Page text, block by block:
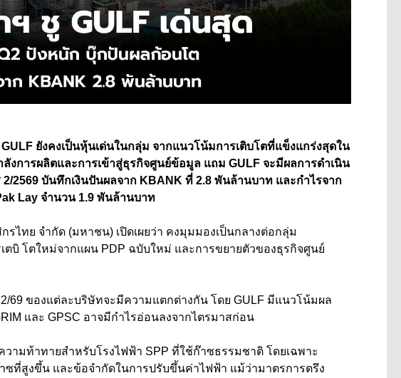
ยังคงเป็นหุ้นเด่นในกลุ่ม จากแนวโน้มการเติบโตที่แข็งแกร่งสุดใน
ลังการผลิตและการเข้าสู่ธุรกิจศูนย์ข้อมูล แถม GULF จะมีผลการดำเนิน
2569 บันทึกเงินปันผลจาก KBANK ที่ 2.8 พันล้านบาท และกำไรจาก
Lay จำนวน 1.9 พันล้านบาท
ไทย จำกัด (มหาชน) เปิดเผยว่า คงมุมมองเป็นกลางต่อกลุ่ม
ตบิ โตใหม่จากแผน PDP ฉบับใหม่ และการขยายตัวของธุรกิจศูนย์
69 ของแต่ละบริษัทจะมีความแตกต่างกัน โดย GULF มีแนวโน้มผล
และ GPSC อาจมีกำไรอ่อนลงจากไตรมาสก่อน
ามท้าทายสำหรับโรงไฟฟ้า SPP ที่ใช้ก๊าซธรรมชาติ โดยเฉพาะ
ซที่สูงขึ้น และข้อจำกัดในการปรับขึ้นค่าไฟฟ้า แม้ว่ามาตรการตรึง